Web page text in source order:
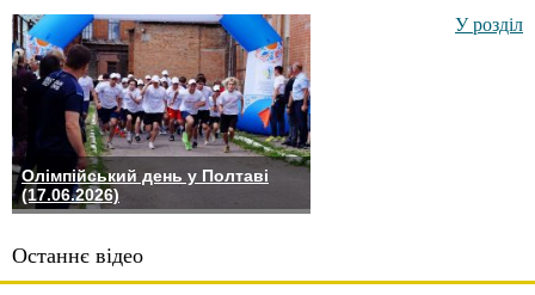
Олімпійський день у Полтаві
(17.06.2026)
У розділ
Останнє відео